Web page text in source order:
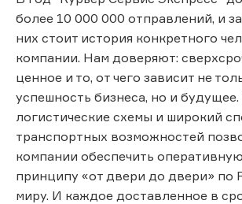
более 10 000 000 отправлений, и
них стоит история конкретного
компании. Нам доверяют:
ценное и то, от чего зависит не
успешность бизнеса, но и
логистические схемы и широкий
транспортных возможностей
компании обеспечить
принципу «от двери до двери» по
миру. И каждое доставленное в